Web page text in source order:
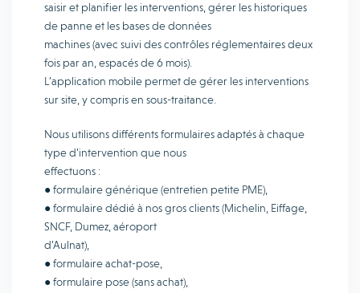
saisir et planifier les interventions, gérer les historiques
de panne et les bases de données
machines (avec suivi des contrôles réglementaires deux
fois par an, espacés de 6 mois).
L’application mobile permet de gérer les interventions
sur site, y compris en sous-traitance.
Nous utilisons différents formulaires adaptés à chaque
type d’intervention que nous
effectuons :
● formulaire générique (entretien petite PME),
● formulaire dédié à nos gros clients (Michelin, Eiffage,
SNCF, Dumez, aéroport
d’Aulnat),
● formulaire achat-pose,
● formulaire pose (sans achat),